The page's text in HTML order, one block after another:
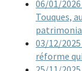
06/01/
Touques,
03/12/
réforme